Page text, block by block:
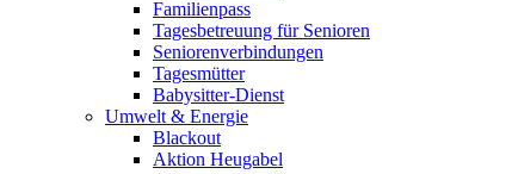
Familienpass
Tagesbetreuung für Senioren
Seniorenverbindungen
Tagesmütter
Babysitter-Dienst
Umwelt & Energie
Blackout
Aktion Heugabel